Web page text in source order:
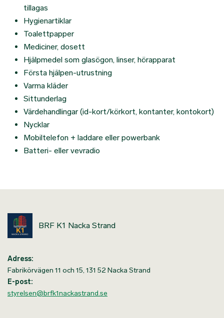
tillagas
Hygienartiklar
Toalettpapper
Mediciner, dosett
Hjälpmedel som glasögon, linser, hörapparat
Första hjälpen-utrustning
Varma kläder
Sittunderlag
Värdehandlingar (id-kort/körkort, kontanter, kontokort)
Nycklar
Mobiltelefon + laddare eller powerbank
Batteri- eller vevradio
BRF K1 Nacka Strand
Adress:
Fabrikörvägen 11 och 15, 131 52 Nacka Strand
E-post:
styrelsen@brfk1nackastrand.se